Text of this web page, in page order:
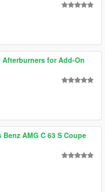
Afterburners for Add-On
Benz AMG C 63 S Coupe